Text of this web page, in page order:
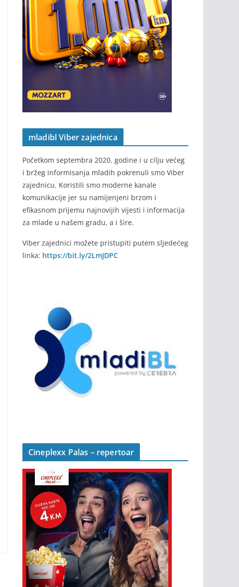
mladibl Viber zajednica
Početkom septembra 2020. godine i u cilju većeg
i bržeg informisanja mladih pokrenuli smo Viber
zajednicu. Koristili smo moderne kanale
komunikacije jer su namijenjeni brzom i
efikasnom prijemu najnovijih vijesti i informacija
za mlade u našem gradu, a i šire.
Viber zajednici možete pristupiti putem sljedećeg
linka: https://bit.ly/2LmJDPC
Cineplexx Palas – repertoar